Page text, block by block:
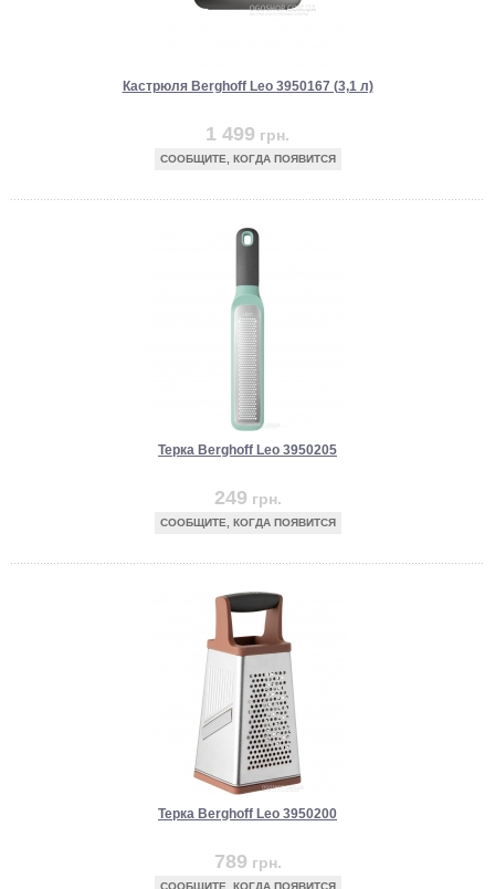
Кастрюля Berghoff Leo 3950167 (3,1 л)
1 499 грн.
СООБЩИТЕ, КОГДА ПОЯВИТСЯ
Терка Berghoff Leo 3950205
249 грн.
СООБЩИТЕ, КОГДА ПОЯВИТСЯ
Терка Berghoff Leo 3950200
789 грн.
СООБЩИТЕ, КОГДА ПОЯВИТСЯ